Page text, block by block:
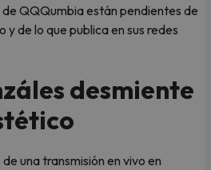
QQQumbia están pendientes de
y de lo que publica en sus redes
desmiente
una transmisión en vivo en